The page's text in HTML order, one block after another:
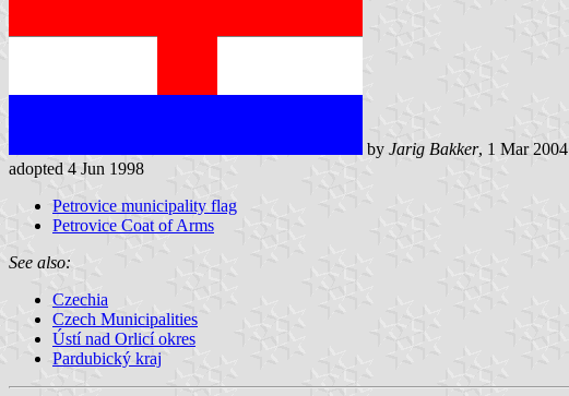
by Jarig Bakker, 1 Mar 2004
adopted 4 Jun 1998
Petrovice municipality flag
Petrovice Coat of Arms
See also:
Czechia
Czech Municipalities
Ústí nad Orlicí okres
Pardubický kraj